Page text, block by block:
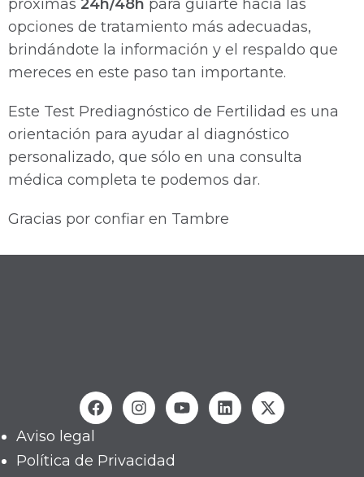
próximas 24h/48h para guiarte hacia las
opciones de tratamiento más adecuadas,
brindándote la información y el respaldo que
mereces en este paso tan importante.
Este Test Prediagnóstico de Fertilidad es una
orientación para ayudar al diagnóstico
personalizado, que sólo en una consulta
médica completa te podemos dar.
Gracias por confiar en Tambre
Aviso legal
Política de Privacidad